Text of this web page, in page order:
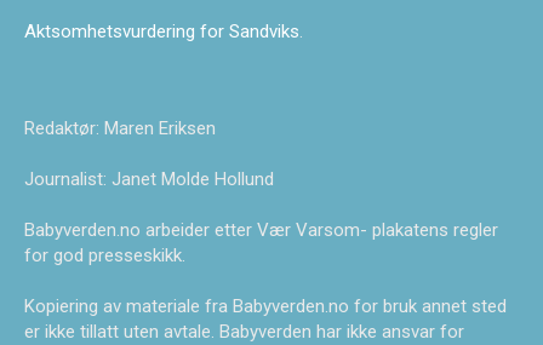
Aktsomhetsvurdering for Sandviks.
Redaktør: Maren Eriksen
Journalist: Janet Molde Hollund
Babyverden.no arbeider etter Vær Varsom- plakatens regler
for god presseskikk.
Kopiering av materiale fra Babyverden.no for bruk annet sted
er ikke tillatt uten avtale. Babyverden har ikke ansvar for